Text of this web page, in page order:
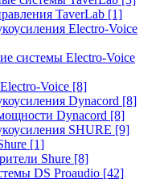
TaverLab [1]
Electro-Voice
системы Electro-Voice
Voice [8]
Dynacord [8]
Dynacord [8]
SHURE [9]
[1]
Shure [8]
DS Proaudio [42]